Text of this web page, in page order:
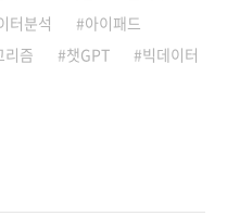
터분석
아이패드
리즘 챗GPT 빅데이터